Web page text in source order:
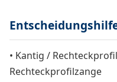
• Kantig /
Rechteckprofilzange